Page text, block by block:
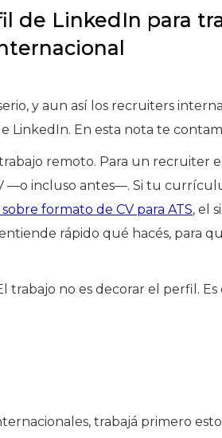
de LinkedIn para
y aun así los recruiters
LinkedIn. En esta nota te
remoto. Para un recruiter
—o incluso antes—. Si tu
formato de CV para ATS, el
rápido qué hacés, para
trabajo no es decorar el perfil.
trabajá primero